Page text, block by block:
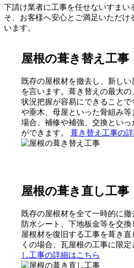
下請け業者に工事を任せないすまい
そ、お客様へ安心とご満足いただけ
います。
屋根の葺き替え工事
既存の屋根材を撤去し、新し
を言います。葺き替えの最大
状況把握が容易にできることで
や垂木、母屋といった骨組み等
場合、補修や補強、交換といっ
ができます。 葺き替え工事の
屋根の葺き直し工事
既存の屋根材を全て一時的に
防水シート、下地板金等を交
屋根材を復旧する工事を葺き
くの場合、瓦屋根の工事に限定
し工事の詳細はこちら